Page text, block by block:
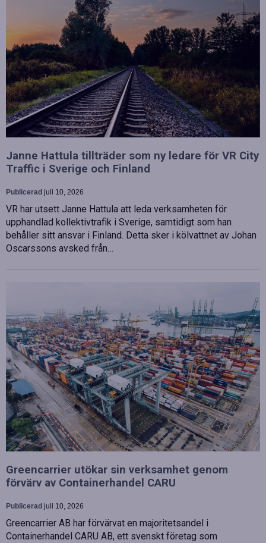
Janne Hattula tillträder som ny ledare för VR City
Traffic i Sverige och Finland
Publicerad juli 10, 2026
VR har utsett Janne Hattula att leda verksamheten för
upphandlad kollektivtrafik i Sverige, samtidigt som han
behåller sitt ansvar i Finland. Detta sker i kölvattnet av Johan
Oscarssons avsked från…
Greencarrier utökar sin verksamhet genom
förvärv av Containerhandel CARU
Publicerad juli 10, 2026
Greencarrier AB har förvärvat en majoritetsandel i
Containerhandel CARU AB, ett svenskt företag som